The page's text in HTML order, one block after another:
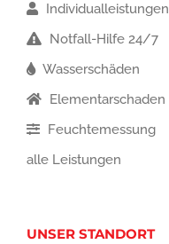
Individualleistungen
Notfall-Hilfe 24/7
Wasserschäden
Elementarschaden
Feuchtemessung
alle Leistungen
UNSER STANDORT